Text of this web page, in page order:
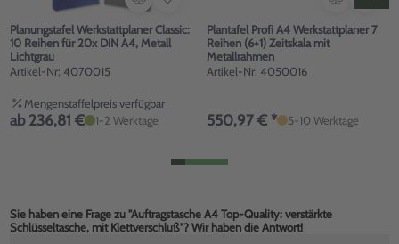
Planungstafel Werkstattplaner Classic:
10 Reihen für 20x DIN A4, Metall
Lichtgrau
Artikel-Nr: 4070015
Mengenstaffelpreis verfügbar
ab 236,81 € 1-2 Werktage
Plantafel Profi A4 Werkstattplaner 7
Reihen (6+1) Zeitskala mit
Metallrahmen
Artikel-Nr: 4050016
550,97 € * 5-10 Werktage
Sie haben eine Frage zu "Auftragstasche A4 Top-Quality: verstärkte
Schlüsseltasche, mit Klettverschluß"? Wir haben die Antwort!